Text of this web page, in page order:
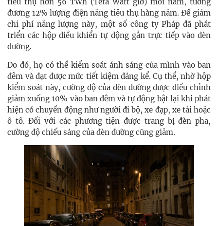
đương 12% lượng điện năng tiêu thụ hàng năm. Để giảm
chi phí năng lượng này, một số công ty Pháp đã phát
triển các hộp điều khiển tự động gắn trực tiếp vào đèn
đường.
Do đó, họ có thể kiểm soát ánh sáng của mình vào ban
đêm và đạt được mức tiết kiệm đáng kể. Cụ thể, nhờ hộp
kiểm soát này, cường độ của đèn đường được điều chỉnh
giảm xuống 10% vào ban đêm và tự động bật lại khi phát
hiện có chuyển động như người đi bộ, xe đạp, xe tải hoặc
ô tô. Đối với các phương tiện được trang bị đèn pha,
cường độ chiếu sáng của đèn đường cũng giảm.